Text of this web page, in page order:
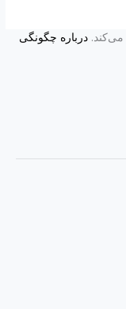
می‌کند.درباره چگونگی